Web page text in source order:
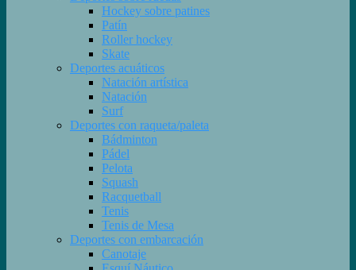
Hockey sobre patines
Patín
Roller hockey
Skate
Deportes acuáticos
Natación artística
Natación
Surf
Deportes con raqueta/paleta
Bádminton
Pádel
Pelota
Squash
Racquetball
Tenis
Tenis de Mesa
Deportes con embarcación
Canotaje